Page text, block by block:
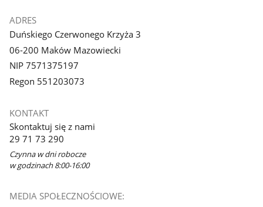
ADRES
Duńskiego Czerwonego Krzyża 3
06-200 Maków Mazowiecki
NIP 7571375197
Regon 551203073
KONTAKT
Skontaktuj się z nami
29 71 73 290
Czynna w dni robocze
w godzinach 8:00-16:00
MEDIA SPOŁECZNOŚCIOWE: